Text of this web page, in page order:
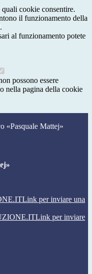
quali cookie consentire.
il funzionamento della
al funzionamento potete
possono essere
nella pagina della cookie
«Pasquale Mattej»
Link per inviare una
Link per inviare